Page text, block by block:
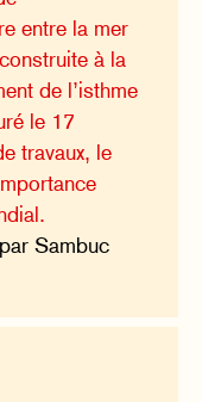
entre la mer
à la
de l’isthme
le 17
travaux, le
Sambuc